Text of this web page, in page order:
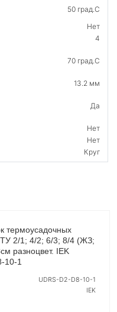
50 град.C
Нет
4
70 град.C
13.2 мм
Да
Нет
Нет
Круг
термоусадочных
2/1; 4/2; 6/3; 8/4 (ЖЗ;
разноцвет. IEK
10-1
UDRS-D2-D8-10-1
IEK